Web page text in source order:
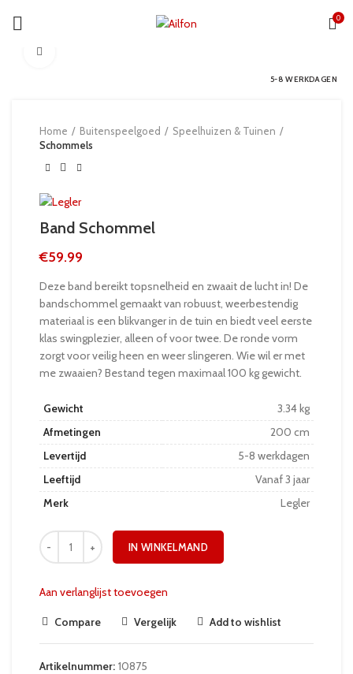
0
5-8 WERKDAGEN
Home Buitenspeelgoed
Speelhuizen & Tuinen
Schommels
Band Schommel
€59.99
Deze band bereikt topsnelheid en zwaait de lucht in! De
bandschommel gemaakt van robuust, weerbestendig
materiaal is een blikvanger in de tuin en biedt veel eerste
klas swingplezier, alleen of voor twee. De ronde vorm
zorgt voor veilig heen en weer slingeren. Wie wil er met
me zwaaien? Bestand tegen maximaal 100 kg gewicht.
Gewicht
3.34 kg
Afmetingen
200 cm
Levertijd
5-8 werkdagen
Leeftijd
Vanaf 3 jaar
Merk
Legler
IN WINKELMAND
Aan verlanglijst toevoegen
Compare Vergelijk Add to wishlist
Artikelnummer: 10875